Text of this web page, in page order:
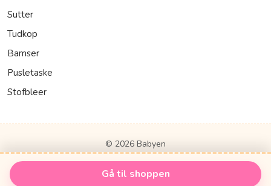
Gå til shoppen
Sutter
Tudkop
Bamser
Pusletaske
Stofbleer
© 2026 Babyen